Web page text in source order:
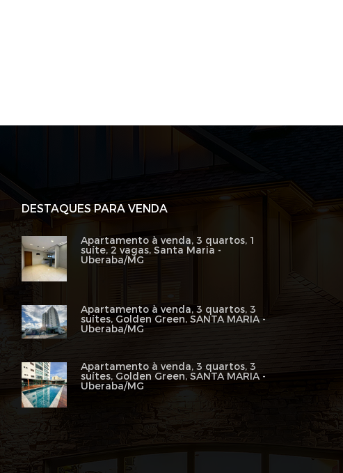
DESTAQUES PARA VENDA
Apartamento à venda, 3 quartos, 1
suíte, 2 vagas, Santa Maria -
Uberaba/MG
Apartamento à venda, 3 quartos, 3
suítes, Golden Green, SANTA MARIA -
Uberaba/MG
Apartamento à venda, 3 quartos, 3
suítes, Golden Green, SANTA MARIA -
Uberaba/MG